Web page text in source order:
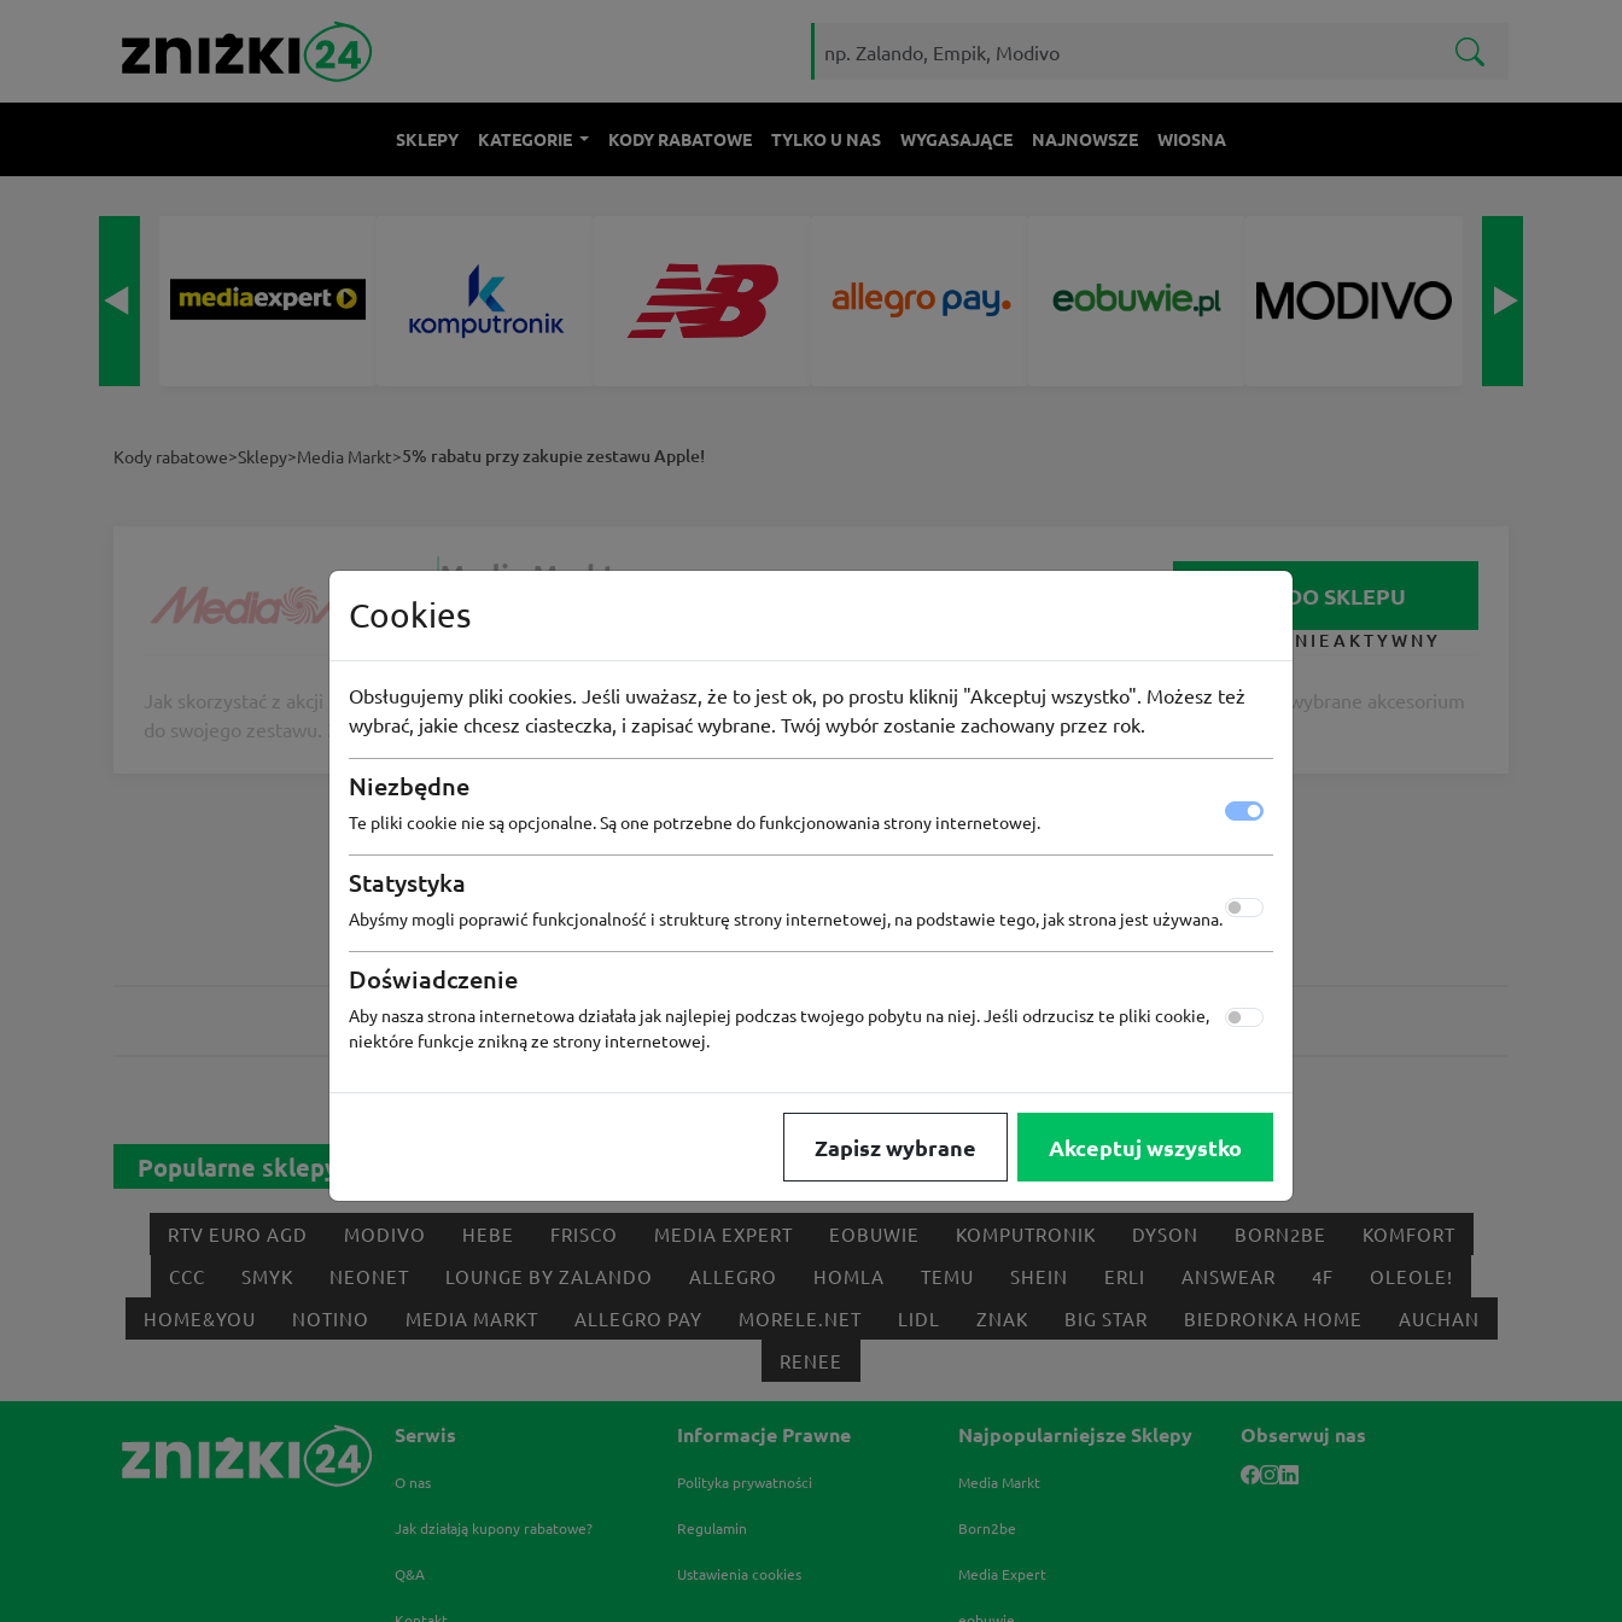
SKLEPY KATEGORIE KODY RABATOWE TYLKO U NAS WYGASAJĄCE NAJNOWSZE WIOSNA
Kody rabatowe>Sklepy>Media Markt>5% rabatu przy zakupie zestawu Apple!
Media Markt
5% rabatu przy zakupie zestawu Apple! IDŹ DO SKLEPU
KUPON NIEAKTYWNY
Jak skorzystać z akcji promocyjnej? 1. Dodaj do koszyka jeden z wybranych produktów głównych, które biorą udział w akcji. 2. Dobierz wybrane akcesorium
do swojego zestawu. 3. Nowa cena za Twój zestaw będzie widoczna w koszyku zakupowym. Dokończ składanie zamówienia.
Zobacz inne
KODY RABATOWE MEDIA MARKT
Popularne sklepy
RTV EURO AGD MODIVO HEBE FRISCO MEDIA EXPERT EOBUWIE KOMPUTRONIK DYSON BORN2BE
KOMFORT
CCC
SMYK NEONET LOUNGE BY ZALANDO ALLEGRO HOMLA TEMU SHEIN ERLI ANSWEAR 4F
OLEOLE!
HOME&YOU
NOTINO MEDIA MARKT ALLEGRO PAY MORELE.NET LIDL ZNAK BIG STAR BIEDRONKA HOME
AUCHAN
RENEE
Serwis
O nas
Jak działają kupony rabatowe?
Q&A
Informacje Prawne
Polityka prywatności
Regulamin
Ustawienia cookies
Najpopularniejsze Sklepy
Media Markt
Born2be
Media Expert
Obserwuj nas
Cookies
Obsługujemy pliki cookies. Jeśli uważasz, że to jest ok, po prostu kliknij "Akceptuj wszystko". Możesz też
wybrać, jakie chcesz ciasteczka, i zapisać wybrane. Twój wybór zostanie zachowany przez rok.
Niezbędne
Te pliki cookie nie są opcjonalne. Są one potrzebne do funkcjonowania strony internetowej.
Statystyka
Abyśmy mogli poprawić funkcjonalność i strukturę strony internetowej, na podstawie tego, jak strona jest używana.
Doświadczenie
Aby nasza strona internetowa działała jak najlepiej podczas twojego pobytu na niej. Jeśli odrzucisz te pliki cookie,
niektóre funkcje znikną ze strony internetowej.
Zapisz wybrane Akceptuj wszystko